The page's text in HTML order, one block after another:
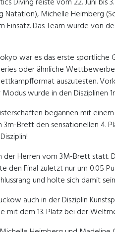
Michelle Heimberg
Das Team wurde von
war es das erste
oder ähnliche
auszutesten.
wurde in den Disziplinen
begannen mit
Brett den sensationellen
der Herren vom 3M-Brett
den Final zuletzt nur um 0.05
und holte sich damit
auch in der Disziplin
mit dem 13. Platz bei der